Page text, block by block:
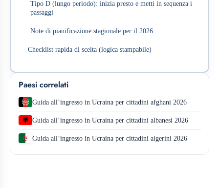
Tipo D (lungo periodo): inizia presto e metti in sequenza i
passaggi
Note di pianificazione stagionale per il 2026
Checklist rapida di scelta (logica stampabile)
Paesi correlati
Guida all’ingresso in Ucraina per cittadini afghani 2026
Guida all’ingresso in Ucraina per cittadini albanesi 2026
Guida all’ingresso in Ucraina per cittadini algerini 2026